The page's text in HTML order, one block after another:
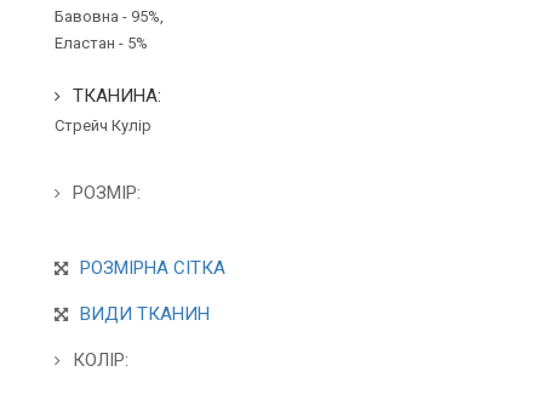
Бавовна - 95%,
Еластан - 5%
ТКАНИНА:
Стрейч Кулір
РОЗМІР:
РОЗМІРНА СІТКА
ВИДИ ТКАНИН
КОЛІР: